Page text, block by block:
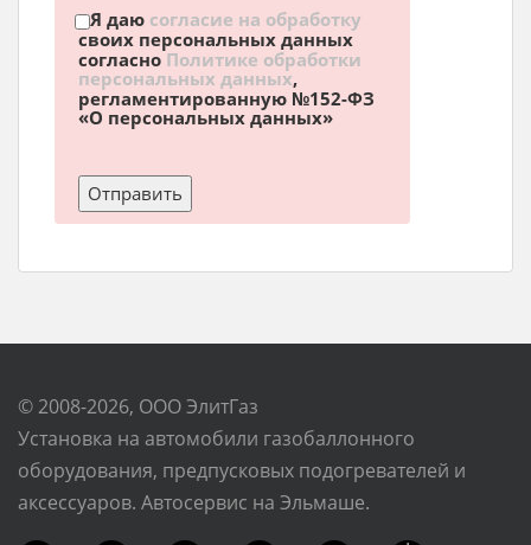
Я даю согласие на обработку
своих персональных данных
согласно Политике обработки
персональных данных,
регламентированную №152-ФЗ
«О персональных данных»
© 2008-2026, ООО ЭлитГаз
Установка на автомобили газобаллонного
оборудования, предпусковых подогревателей и
аксессуаров. Автосервис на Эльмаше.